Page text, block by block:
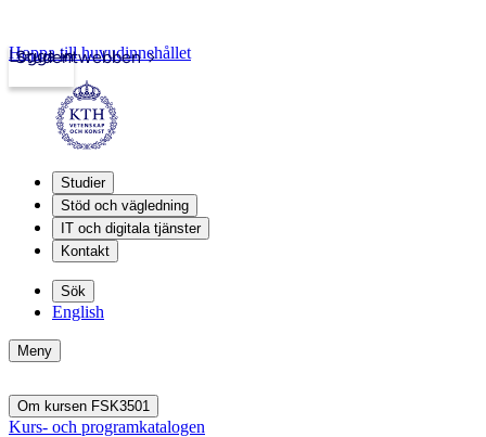
Studentwebben
Logga in
Hoppa till huvudinnehållet
Studier
Stöd och vägledning
IT och digitala tjänster
Kontakt
Sök
English
Meny
Om kursen FSK3501
Kurs- och programkatalogen